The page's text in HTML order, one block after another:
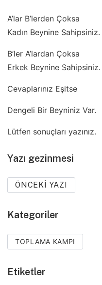
A’lar B’lerden Çoksa
Kadın Beynine Sahipsiniz.
B’ler A’lardan Çoksa
Erkek Beynine Sahipsiniz.
Cevaplarınız Eşitse
Dengeli Bir Beyniniz Var.
Lütfen sonuçları yazınız.
Yazı gezinmesi
ÖNCEKI YAZI
Kategoriler
TOPLAMA KAMPI
Etiketler